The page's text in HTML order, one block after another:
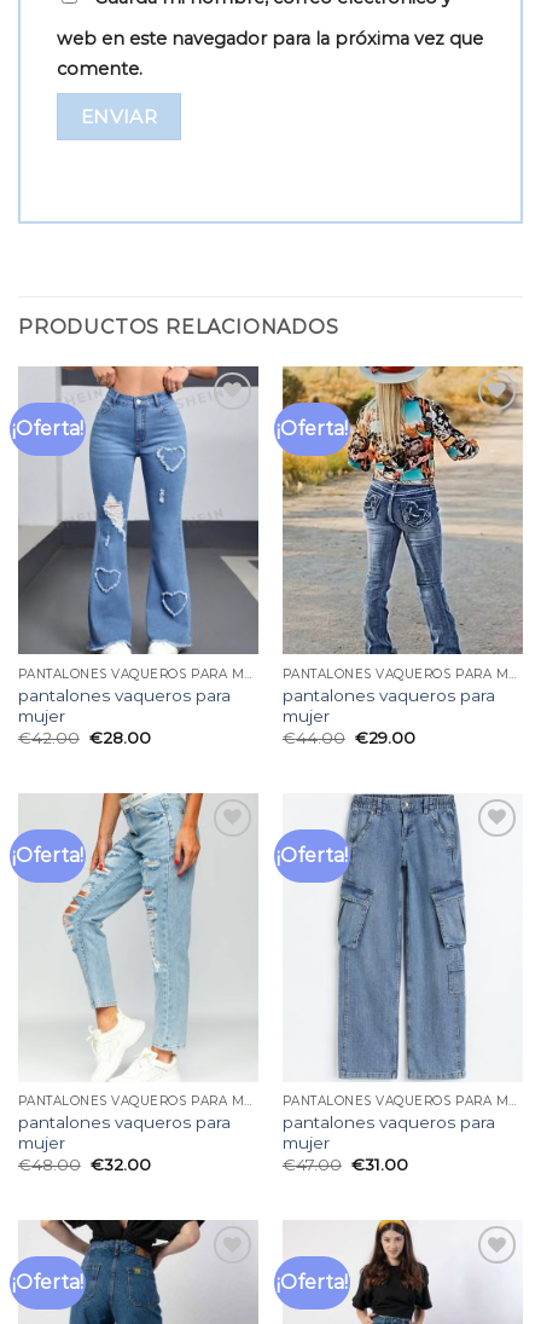
web en este navegador para la próxima vez que
comente.
PRODUCTOS RELACIONADOS
¡Oferta!
PANTALONES VAQUEROS PARA MUJER
pantalones vaqueros para
mujer
€42.00 €28.00
¡Oferta!
Añadir
a la
lista
de
deseos
PANTALONES VAQUEROS PARA MUJER
pantalones vaqueros para
mujer
€44.00 €29.00
¡Oferta!
Añadir
PANTALONES VAQUEROS PARA MUJER
pantalones vaqueros para
mujer
€48.00 €32.00
¡Oferta!
deseos
PANTALONES VAQUEROS PARA MUJER
pantalones vaqueros para
mujer
€47.00 €31.00
¡Oferta! ¡Oferta!